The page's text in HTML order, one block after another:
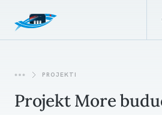
PROJEKTI
Projekt More